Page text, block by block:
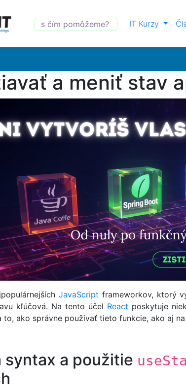
IT Kurzy
a meniť stav
JavaScript frameworkov, ktorý
kľúčová. Na tento účel React poskytuje
to, ako správne používať tieto funkcie, ako aj
syntax a použitie